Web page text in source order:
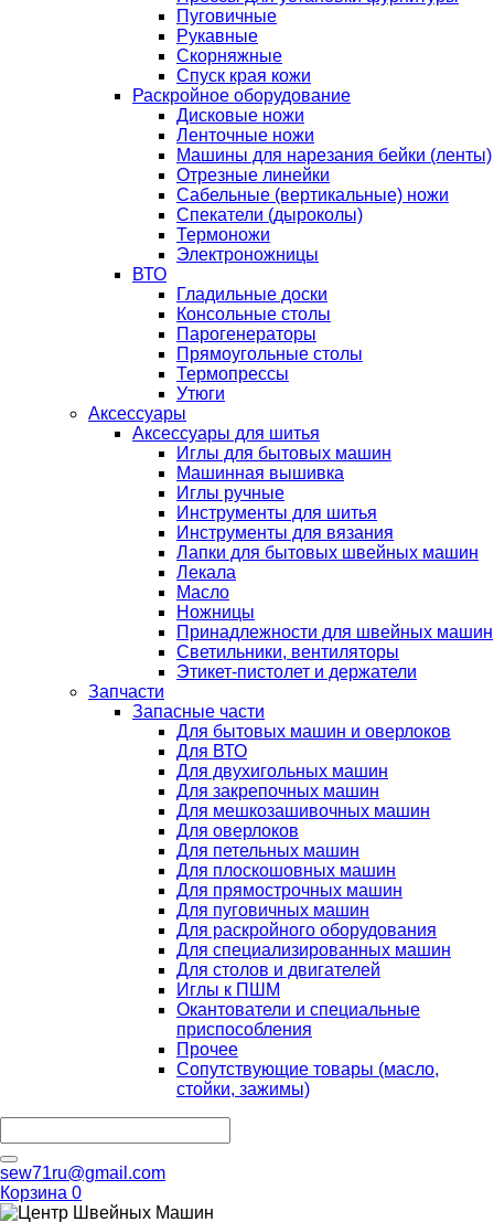
Пуговичные
Рукавные
Скорняжные
Спуск края кожи
Раскройное оборудование
Дисковые ножи
Ленточные ножи
Машины для нарезания бейки (ленты)
Отрезные линейки
Сабельные (вертикальные) ножи
Спекатели (дыроколы)
Термоножи
Электроножницы
ВТО
Гладильные доски
Консольные столы
Парогенераторы
Прямоугольные столы
Термопрессы
Утюги
Аксессуары
Аксессуары для шитья
Иглы для бытовых машин
Машинная вышивка
Иглы ручные
Инструменты для шитья
Инструменты для вязания
Лапки для бытовых швейных машин
Лекала
Масло
Ножницы
Принадлежности для швейных машин
Светильники, вентиляторы
Этикет-пистолет и держатели
Запчасти
Запасные части
Для бытовых машин и оверлоков
Для ВТО
Для двухигольных машин
Для закрепочных машин
Для мешкозашивочных машин
Для оверлоков
Для петельных машин
Для плоскошовных машин
Для прямострочных машин
Для пуговичных машин
Для раскройного оборудования
Для специализированных машин
Для столов и двигателей
Иглы к ПШМ
Окантователи и специальные
приспособления
Прочее
Сопутствующие товары (масло,
стойки, зажимы)
sew71ru@gmail.com
Корзина 0